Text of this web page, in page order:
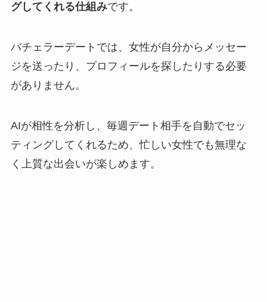
グしてくれる仕組みです。
バチェラーデートでは、女性が自分からメッセー
ジを送ったり、プロフィールを探したりする必要
がありません。
AIが相性を分析し、毎週デート相手を自動でセッ
ティングしてくれるため、忙しい女性でも無理な
く上質な出会いが楽しめます。